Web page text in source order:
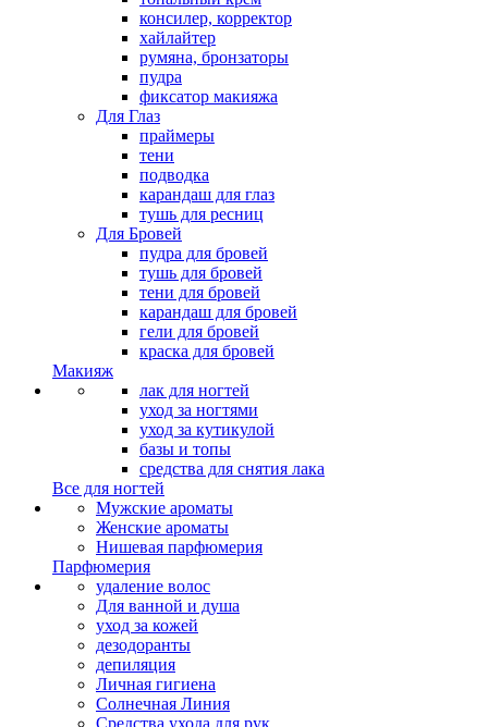
консилер, корректор
хайлайтер
румяна, бронзаторы
пудра
фиксатор макияжа
Для Глаз
праймеры
тени
подводка
карандаш для глаз
тушь для ресниц
Для Бровей
пудра для бровей
тушь для бровей
тени для бровей
карандаш для бровей
гели для бровей
краска для бровей
Макияж
лак для ногтей
уход за ногтями
уход за кутикулой
базы и топы
средства для снятия лака
Все для ногтей
Мужские ароматы
Женские ароматы
Нишевая парфюмерия
Парфюмерия
удаление волос
Для ванной и душа
уход за кожей
дезодоранты
депиляция
Личная гигиена
Солнечная Линия
Средства ухода для рук